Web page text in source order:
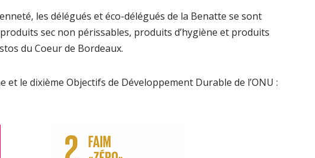
les délégués et éco-délégués de la Benatte se sont
sec non périssables, produits d’hygiène et produits
du Coeur de Bordeaux.
et le dixième Objectifs de Développement Durable de l’ONU :